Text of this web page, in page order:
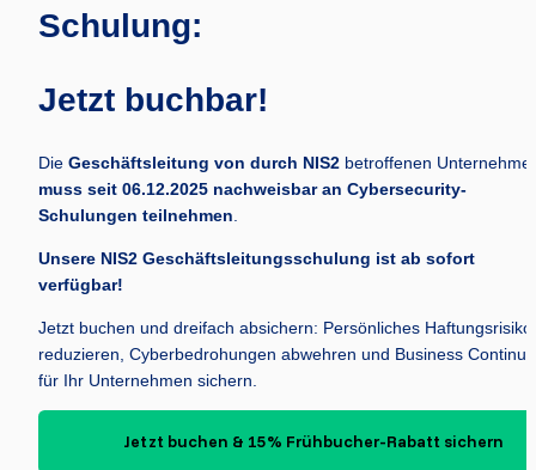
Schulung:
Jetzt buchbar!
Die Geschäftsleitung von durch NIS2
muss seit 06.12.2025 nachweisbar an Cybersecurity-
Schulungen teilnehmen
Unsere NIS2 Geschäftsleitungsschulung ist ab sofort
verfügbar!
Jetzt buchen und dreifach absichern: Persönliches Haftungsrisiko
reduzieren, Cyberbedrohungen abwehren und Business
für Ihr Unternehmen sichern.
Jetzt buchen & 15% Frühbucher-Rabatt sichern